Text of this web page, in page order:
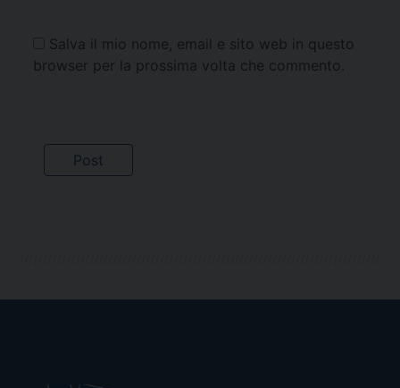
Salva il mio nome, email e sito web in questo
browser per la prossima volta che commento.